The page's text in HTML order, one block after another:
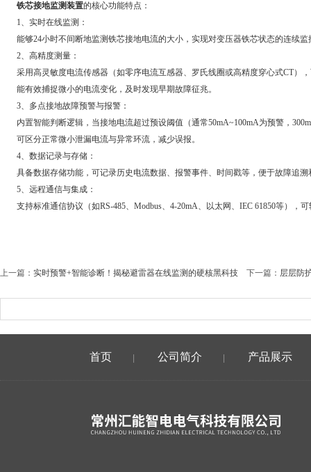
铁芯接地监测装置的核心功能特点：
1、实时在线监测：
能够24小时不间断地监测铁芯接地电流的大小，实现对变压器铁芯状态的连续监
2、高精度测量：
采用高灵敏度电流传感器（如零序电流互感器、罗氏线圈或高精度穿心式CT）
能有效捕捉微小的电流变化，及时发现早期故障征兆。
3、多点接地故障预警与报警：
内置智能判断逻辑，当接地电流超过预设阈值（通常50mA~100mA为预警，
可区分正常微小泄漏电流与异常环流，减少误报。
4、数据记录与存储：
具备数据存储功能，可记录历史电流数据、报警事件、时间戳等，便于故障追溯
5、远程通信与集成：
支持标准通信协议（如RS-485、Modbus、4-20mA、以太网、IEC 61850等），
上一篇： 实时预警+智能诊断！揭秘避雷器在线监测的硬核黑科技 下一篇： 层层防
首页 公司简介 产品展示